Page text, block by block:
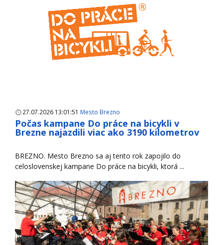
27.07.2026 13:01:51 Mesto Brezno
Počas kampane Do práce na bicykli v
Brezne najazdili viac ako 3190 kilometrov
BREZNO. Mesto Brezno sa aj tento rok zapojilo do
celoslovenskej kampane Do práce na bicykli, ktorá ...